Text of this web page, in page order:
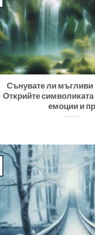
Сънувате ли мъгливи
Открийте символиката
емоции и пр